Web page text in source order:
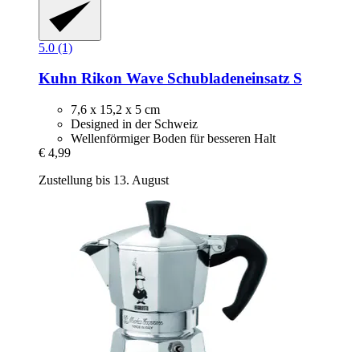
5.0 (1)
Kuhn Rikon Wave Schubladeneinsatz S
7,6 x 15,2 x 5 cm
Designed in der Schweiz
Wellenförmiger Boden für besseren Halt
€ 4,99
Zustellung bis 13. August